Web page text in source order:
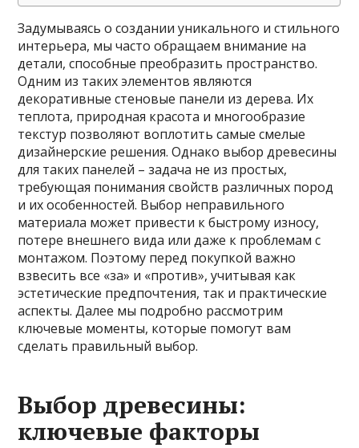
Задумываясь о создании уникального и стильного
интерьера, мы часто обращаем внимание на
детали, способные преобразить пространство.
Одним из таких элементов являются
декоративные стеновые панели из дерева. Их
теплота, природная красота и многообразие
текстур позволяют воплотить самые смелые
дизайнерские решения. Однако выбор древесины
для таких панелей – задача не из простых,
требующая понимания свойств различных пород
и их особенностей. Выбор неправильного
материала может привести к быстрому износу,
потере внешнего вида или даже к проблемам с
монтажом. Поэтому перед покупкой важно
взвесить все «за» и «против», учитывая как
эстетические предпочтения, так и практические
аспекты. Далее мы подробно рассмотрим
ключевые моменты, которые помогут вам
сделать правильный выбор.
Выбор древесины:
ключевые факторы